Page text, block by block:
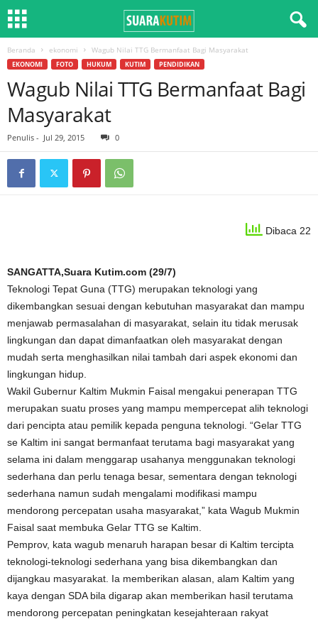
Beranda ekonomi Wagub Nilai TTG Bermanfaat Bagi Masyarakat
EKONOMI FOTO HUKUM KUTIM PENDIDIKAN
Wagub Nilai TTG Bermanfaat Bagi
Masyarakat
Penulis - Jul 29, 2015 0
Dibaca 22
SANGATTA,Suara Kutim.com (29/7)
Teknologi Tepat Guna (TTG) merupakan teknologi yang
dikembangkan sesuai dengan kebutuhan masyarakat dan mampu
menjawab permasalahan di masyarakat, selain itu tidak merusak
lingkungan dan dapat dimanfaatkan oleh masyarakat dengan
mudah serta menghasilkan nilai tambah dari aspek ekonomi dan
lingkungan hidup.
Wakil Gubernur Kaltim Mukmin Faisal mengakui penerapan TTG
merupakan suatu proses yang mampu mempercepat alih teknologi
dari pencipta atau pemilik kepada penguna teknologi. “Gelar TTG
se Kaltim ini sangat bermanfaat terutama bagi masyarakat yang
selama ini dalam menggarap usahanya menggunakan teknologi
sederhana dan perlu tenaga besar, sementara dengan teknologi
sederhana namun sudah mengalami modifikasi mampu
mendorong percepatan usaha masyarakat,” kata Wagub Mukmin
Faisal saat membuka Gelar TTG se Kaltim.
Pemprov, kata wagub menaruh harapan besar di Kaltim tercipta
teknologi-teknologi sederhana yang bisa dikembangkan dan
dijangkau masyarakat. Ia memberikan alasan, alam Kaltim yang
kaya dengan SDA bila digarap akan memberikan hasil terutama
mendorong percepatan peningkatan kesejahteraan rakyat